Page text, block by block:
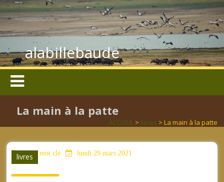
alabillebaude
La main à la patte
ACCUEIL> livres > La main à la patte
livres
aucun mot clé lundi 29 mars 2021